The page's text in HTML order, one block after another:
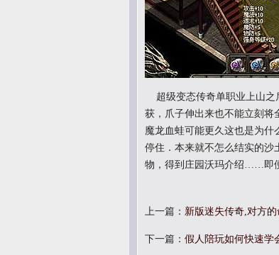
超级变态传奇单职业上山之
获，爪子伸出来也不能立刻将
魔龙血蛙可能更久这也是为什
停住．本来就不怎么结实的沙
物，得到庄园沃玛介绍……即
上一篇： 新版迷失传奇,对方
下一篇： 假人陪玩如何快速学